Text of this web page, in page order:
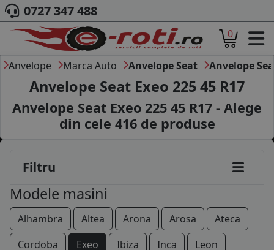
ACASA
DESPRE NOI
ANVELOPE
AUTO
CAMION
MOTO
MARCA AUTO
BLOG
B2B - COLABORARE COMPANII
0727 347 488
0
Anvelope Marca Auto Anvelope Seat Anvelope
Anvelope Seat Exeo 225 45 R17
Anvelope Seat Exeo 225 45 R17 - Alege
din cele 416de produse
Filtru
Modele masini
Alhambra Altea Arona Arosa
Ateca
Cordoba
Exeo Ibiza Inca
Leon